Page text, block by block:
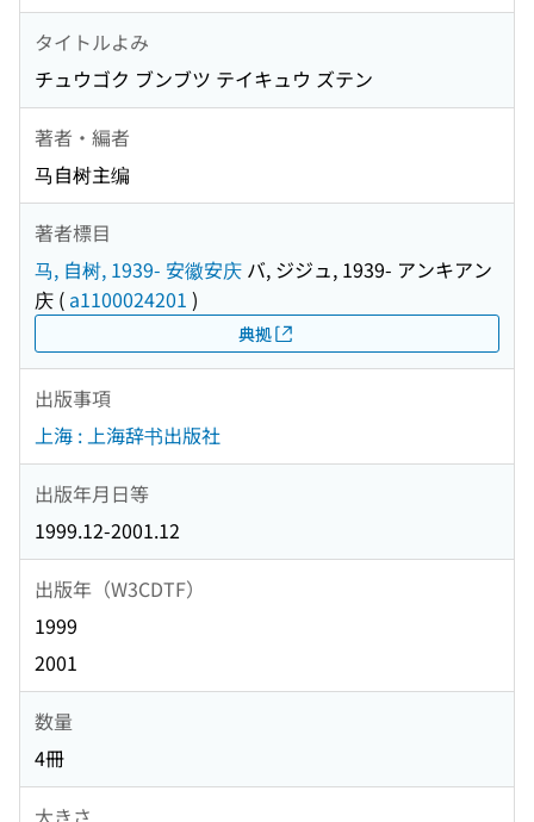
タイトルよみ
チュウゴク ブンブツ テイキュウ ズテン
著者・編者
马自树主编
著者標目
马, 自树, 1939- 安徽安庆 バ, ジジュ, 1939- アンキアン
庆 ( a1100024201 )
典拠
出版事項
上海 : 上海辞书出版社
出版年月日等
1999.12-2001.12
出版年（W3CDTF）
1999
2001
数量
4冊
大きさ